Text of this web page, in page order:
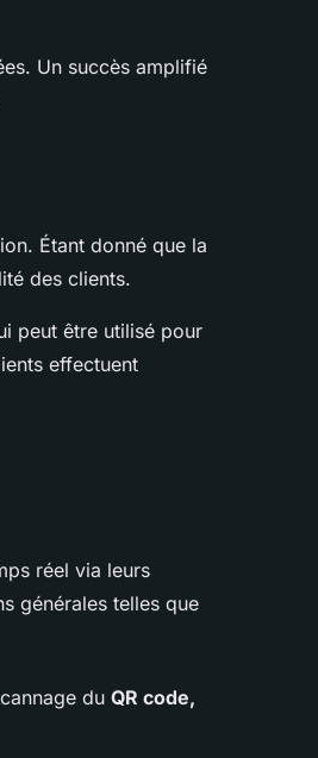
Un succès amplifié
Étant donné que la
des clients.
peut être utilisé pour
effectuent
réel via leurs
générales telles que
du QR code,